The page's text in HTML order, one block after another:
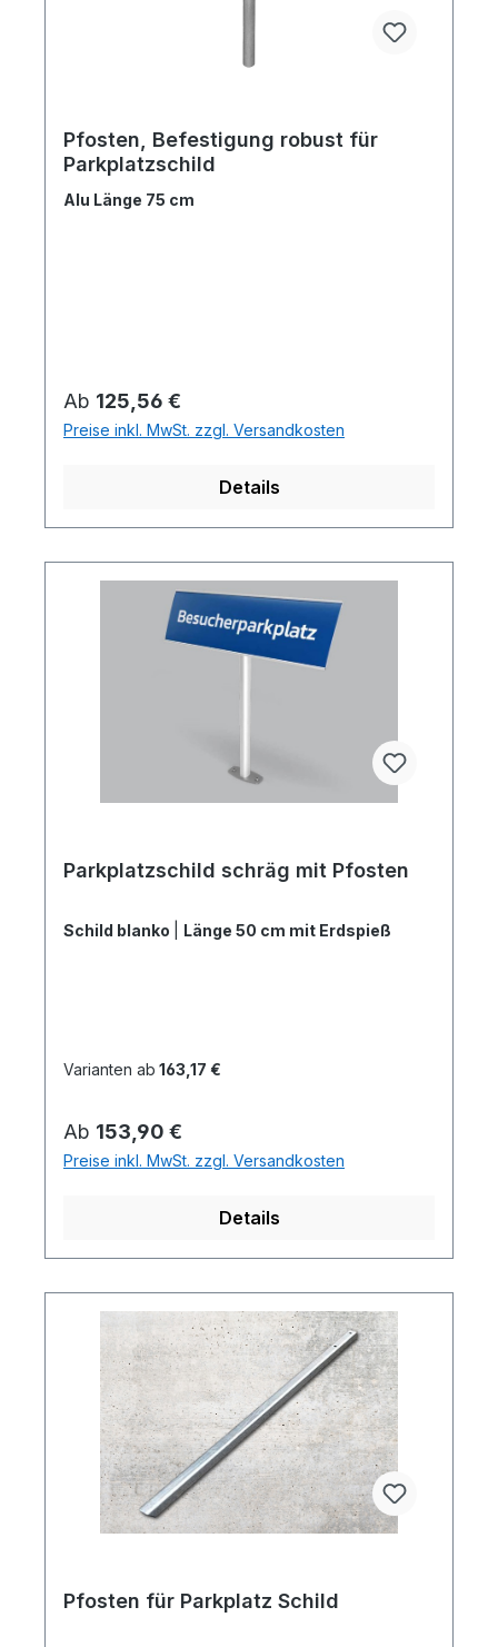
Pfosten, Befestigung robust für
Parkplatzschild
Alu Länge 75 cm
Regulärer Preis:
Ab 125,56 €
Preise inkl. MwSt. zzgl. Versandkosten
Details
Parkplatzschild schräg mit Pfosten
Schild blanko Länge 50 cm mit Erdspieß
Varianten ab 163,17 €
Regulärer Preis:
Ab 153,90 €
Preise inkl. MwSt. zzgl. Versandkosten
Details
Pfosten für Parkplatz Schild